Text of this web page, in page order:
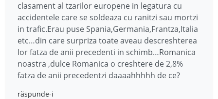
clasament al tzarilor europene in legatura cu
accidentele care se soldeaza cu ranitzi sau mortzi
in trafic.Erau puse Spania,Germania,Frantza,Italia
etc…din care surpriza toate aveau descreshterea
lor fatza de anii precedenti in schimb…Romanica
noastra ,dulce Romanica o creshtere de 2,8%
fatza de anii precedentzi daaaahhhhh de ce?
răspunde-i